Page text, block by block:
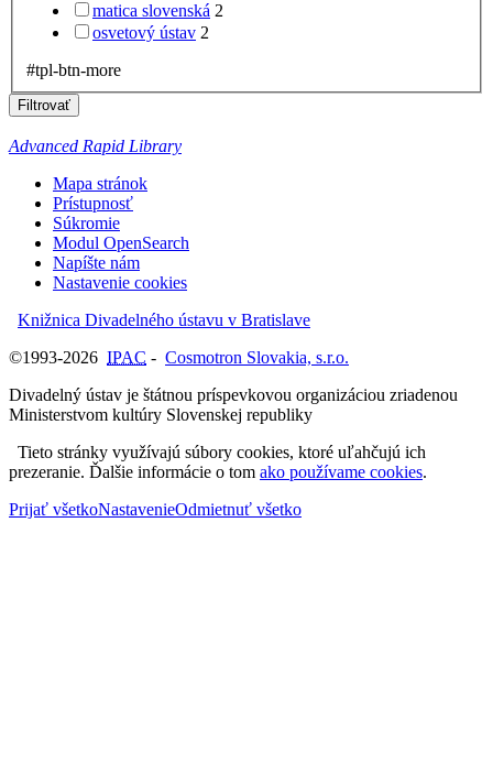
matica slovenská 2
osvetový ústav 2
#tpl-btn-more
Filtrovať
Advanced Rapid Library
Mapa stránok
Prístupnosť
Súkromie
Modul OpenSearch
Napíšte nám
Nastavenie cookies
Knižnica Divadelného ústavu v Bratislave
©1993-2026 IPAC - Cosmotron Slovakia, s.r.o.
Divadelný ústav je štátnou príspevkovou organizáciou zriadenou
Ministerstvom kultúry Slovenskej republiky
Tieto stránky využívajú súbory cookies, ktoré uľahčujú ich
prezeranie. Ďalšie informácie o tom ako používame cookies.
Prijať všetkoNastavenieOdmietnuť všetko